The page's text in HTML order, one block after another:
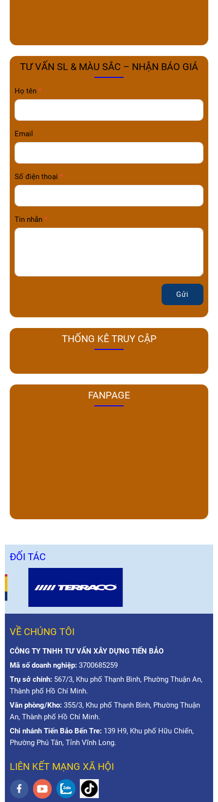
TƯ VẤN SL & MÀU SẮC – NHẬN BÁO GIÁ
Họ tên
Email
Số điện thoại
Tin nhắn
Gửi
THỐNG KÊ TRUY CẬP
FANPAGE
ĐỐI TÁC
VỀ CHÚNG TÔI
CÔNG TY TNHH TƯ VẤN XÂY DỰNG TIẾN BẢO
Mã số doanh nghiệp: 3700685259
Trụ sở chính: 567/3, Khu phố Thạnh Bình, Phường Thuận An,
Thành phố Hồ Chí Minh.
Văn phòng/Kho: 355/3, Khu phố Thạnh Bình, Phường Thuận
An, Thành phố Hồ Chí Minh.
Chi nhánh Tiến Bảo Bến Tre: 139 H9, Khu phố Hữu Chiến,
Phường Phú Tân, Tỉnh Vĩnh Long.
LIÊN KẾT MẠNG XÃ HỘI